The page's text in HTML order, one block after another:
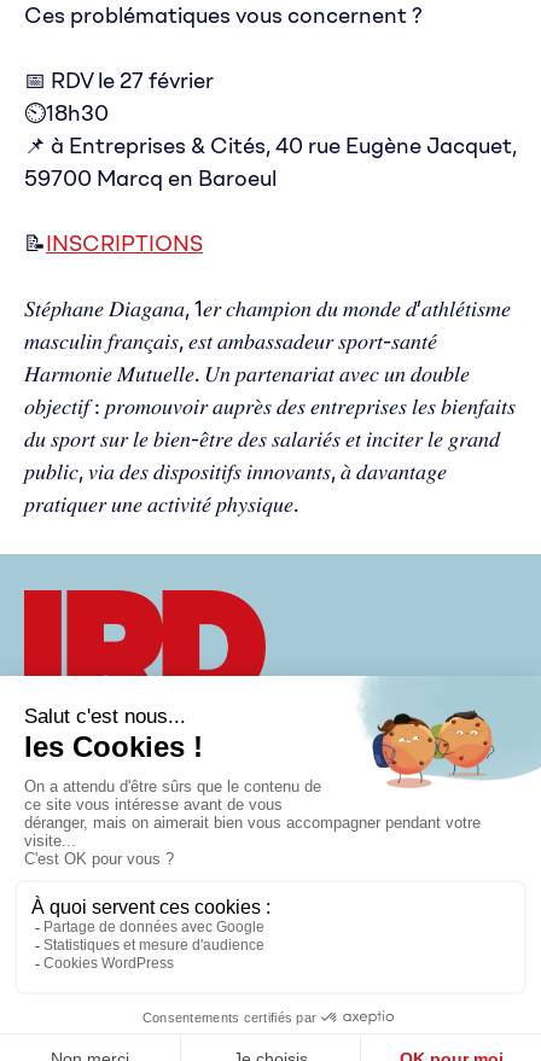
Ces problématiques vous concernent ?
📅 RDV le 27 février
⏲18h30
📌 à Entreprises & Cités, 40 rue Eugène Jacquet,
59700 Marcq en Baroeul
📝INSCRIPTIONS
𝑆𝑡𝑒́𝑝ℎ𝑎𝑛𝑒 𝐷𝑖𝑎𝑔𝑎𝑛𝑎, 1𝑒𝑟 𝑐ℎ𝑎𝑚𝑝𝑖𝑜𝑛 𝑑𝑢 𝑚𝑜𝑛𝑑𝑒 𝑑’𝑎𝑡ℎ𝑙𝑒́𝑡𝑖𝑠𝑚𝑒
𝑚𝑎𝑠𝑐𝑢𝑙𝑖𝑛 𝑓𝑟𝑎𝑛𝑐̧𝑎𝑖𝑠, 𝑒𝑠𝑡 𝑎𝑚𝑏𝑎𝑠𝑠𝑎𝑑𝑒𝑢𝑟 𝑠𝑝𝑜𝑟𝑡-𝑠𝑎𝑛𝑡𝑒́
𝐻𝑎𝑟𝑚𝑜𝑛𝑖𝑒 𝑀𝑢𝑡𝑢𝑒𝑙𝑙𝑒. 𝑈𝑛 𝑝𝑎𝑟𝑡𝑒𝑛𝑎𝑟𝑖𝑎𝑡 𝑎𝑣𝑒𝑐 𝑢𝑛 𝑑𝑜𝑢𝑏𝑙𝑒
𝑜𝑏𝑗𝑒𝑐𝑡𝑖𝑓 : 𝑝𝑟𝑜𝑚𝑜𝑢𝑣𝑜𝑖𝑟 𝑎𝑢𝑝𝑟𝑒̀𝑠 𝑑𝑒𝑠 𝑒𝑛𝑡𝑟𝑒𝑝𝑟𝑖𝑠𝑒𝑠 𝑙𝑒𝑠 𝑏𝑖𝑒𝑛𝑓𝑎𝑖𝑡𝑠
𝑑𝑢 𝑠𝑝𝑜𝑟𝑡 𝑠𝑢𝑟 𝑙𝑒 𝑏𝑖𝑒𝑛-𝑒̂𝑡𝑟𝑒 𝑑𝑒𝑠 𝑠𝑎𝑙𝑎𝑟𝑖𝑒́𝑠 𝑒𝑡 𝑖𝑛𝑐𝑖𝑡𝑒𝑟 𝑙𝑒 𝑔𝑟𝑎𝑛𝑑
𝑝𝑢𝑏𝑙𝑖𝑐, 𝑣𝑖𝑎 𝑑𝑒𝑠 𝑑𝑖𝑠𝑝𝑜𝑠𝑖𝑡𝑖𝑓𝑠 𝑖𝑛𝑛𝑜𝑣𝑎𝑛𝑡𝑠, 𝑎̀ 𝑑𝑎𝑣𝑎𝑛𝑡𝑎𝑔𝑒
𝑝𝑟𝑎𝑡𝑖𝑞𝑢𝑒𝑟 𝑢𝑛𝑒 𝑎𝑐𝑡𝑖𝑣𝑖𝑡𝑒́ 𝑝ℎ𝑦𝑠𝑖𝑞𝑢𝑒.
À PROPOS
MÉTIERS
RECRUTEMENT
ACTUALITÉS
PAROLES
D'ENTREPRENEURS
CONTACT
POLITIQUE DE
CONFIDENTIALITÉ
MENTIONS
GESTION
DES
COOKIES
Groupe IRD
40 rue Eugène
Jacquet